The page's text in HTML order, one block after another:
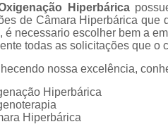
Hiperbárica
de Câmara Hiperbárica que
é necessario escolher bem a
todas as solicitações que o
nossa excelência,
Hiperbárica
Hiperbárica